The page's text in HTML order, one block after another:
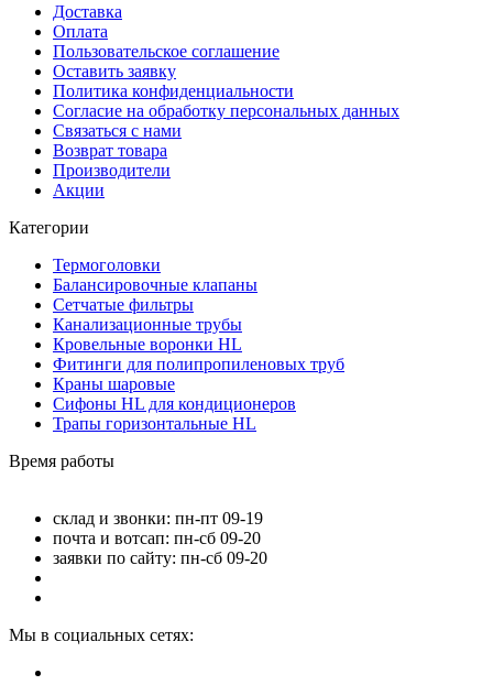
Доставка
Оплата
Пользовательское соглашение
Оставить заявку
Политика конфиденциальности
Согласие на обработку персональных данных
Связаться с нами
Возврат товара
Производители
Акции
Категории
Термоголовки
Балансировочные клапаны
Сетчатые фильтры
Канализационные трубы
Кровельные воронки HL
Фитинги для полипропиленовых труб
Краны шаровые
Сифоны HL для кондиционеров
Трапы горизонтальные HL
Время работы
склад и звонки: пн-пт 09-19
почта и вотсап: пн-сб 09-20
заявки по сайту: пн-сб 09-20
Мы в социальных сетях: